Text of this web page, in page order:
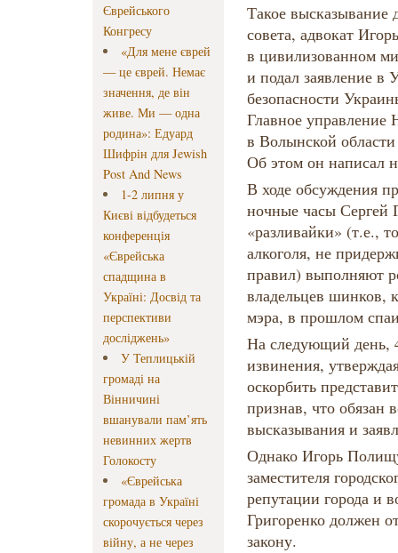
Єврейського
Конгресу
«Для мене єврей
— це єврей. Немає
значення, де він
живе. Ми — одна
родина»: Едуард
Шифрін для Jewish
Post And News
1-2 липня у
Києві відбудеться
конференція
«Єврейська
спадщина в
Україні: Досвід та
перспективи
досліджень»
У Теплицькій
громаді на
Вінничині
вшанували пам’ять
невинних жертв
Голокосту
«Єврейська
громада в Україні
скорочується через
війну, а не через
Такое высказывание
совета, адвокат
в цивилизованном
и подал заявление в
безопасности
Главное
в Волынской
Об этом он написал
В ходе обсуждения
ночные часы Сергей
«разливайки» (т.е.,
алкоголя, не
правил) выполняют
владельцев шинков,
мэра, в прошлом
На следующий день,
извинения,
оскорбить
признав, что обязан
высказывания и
Однако Игорь
заместителя
репутации города и
Григоренко должен
закону.